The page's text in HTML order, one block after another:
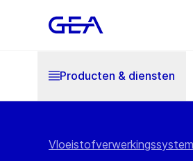
Producten & diensten